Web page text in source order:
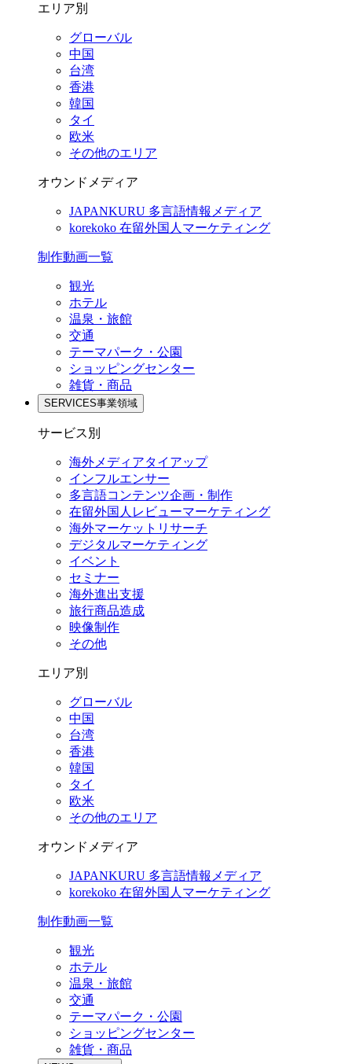
エリア別
グローバル
中国
台湾
香港
韓国
タイ
欧米
その他のエリア
オウンドメディア
JAPANKURU 多言語情報メディア
korekoko 在留外国人マーケティング
制作動画一覧
観光
ホテル
温泉・旅館
交通
テーマパーク・公園
ショッピングセンター
雑貨・商品
SERVICES事業領域
サービス別
海外メディアタイアップ
インフルエンサー
多言語コンテンツ企画・制作
在留外国⼈レビューマーケティング
海外マーケットリサーチ
デジタルマーケティング
イベント
セミナー
海外進出支援
旅行商品造成
映像制作
その他
エリア別
グローバル
中国
台湾
香港
韓国
タイ
欧米
その他のエリア
オウンドメディア
JAPANKURU 多言語情報メディア
korekoko 在留外国人マーケティング
制作動画一覧
観光
ホテル
温泉・旅館
交通
テーマパーク・公園
ショッピングセンター
雑貨・商品